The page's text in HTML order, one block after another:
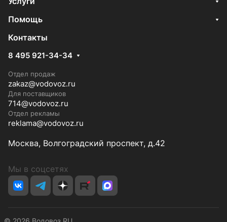
Помощь
Контакты
8 495 921-34-34
Отдел продаж
zakaz@vodovoz.ru
Для поставщиков
714@vodovoz.ru
Отдел рекламы
reklama@vodovoz.ru
Москва, Волгоградский проспект, д.42
Мы в соцсетях